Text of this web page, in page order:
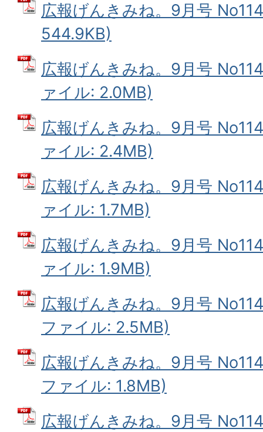
広報げんきみね。9月号
544.9KB)
広報げんきみね。9月号
ァイル: 2.0MB)
広報げんきみね。9月号
ァイル: 2.4MB)
広報げんきみね。9月号
ァイル: 1.7MB)
広報げんきみね。9月号
ァイル: 1.9MB)
広報げんきみね。9月号
ファイル: 2.5MB)
広報げんきみね。9月号
ファイル: 1.8MB)
広報げんきみね。9月号